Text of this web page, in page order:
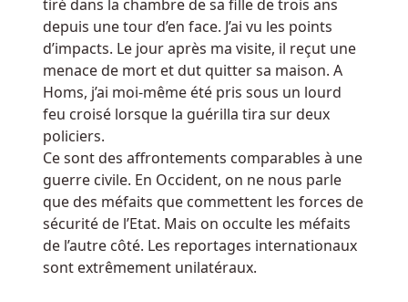
sous
Belgique
Casino
Mobile
Certaines
machines
tiré dans la chambre de sa fille de trois ans
depuis une tour d’en face. J’ai vu les points
d’impacts. Le jour après ma visite, il reçut une
menace de mort et dut quitter sa maison. A
Homs, j’ai moi-même été pris sous un lourd
feu croisé lorsque la guérilla tira sur deux
policiers.
Ce sont des affrontements comparables à une
guerre civile. En Occident, on ne nous parle
que des méfaits que commettent les forces de
sécurité de l’Etat. Mais on occulte les méfaits
de l’autre côté. Les reportages internationaux
sont extrêmement unilatéraux.